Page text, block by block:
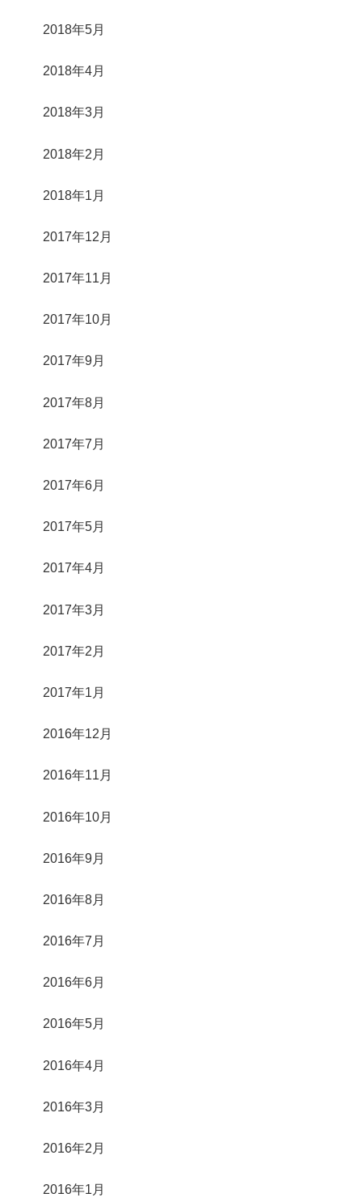
2018年5月
2018年4月
2018年3月
2018年2月
2018年1月
2017年12月
2017年11月
2017年10月
2017年9月
2017年8月
2017年7月
2017年6月
2017年5月
2017年4月
2017年3月
2017年2月
2017年1月
2016年12月
2016年11月
2016年10月
2016年9月
2016年8月
2016年7月
2016年6月
2016年5月
2016年4月
2016年3月
2016年2月
2016年1月